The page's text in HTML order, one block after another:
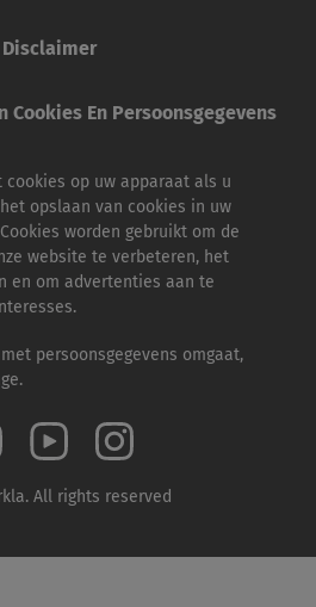
Disclaimer
Cookies En Persoonsgegevens
cookies op uw apparaat als u
opslaan van cookies in uw
worden gebruikt om de
website te verbeteren, het
en om advertenties aan te
persoonsgegevens omgaat,
All rights reserved